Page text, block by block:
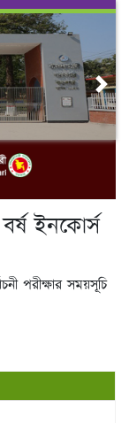
ইনকোর্স
পরীক্ষার সময়সূচি